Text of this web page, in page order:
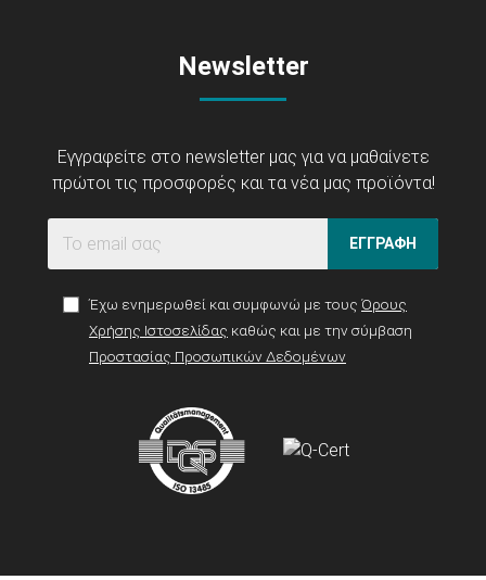
Newsletter
Εγγραφείτε στο newsletter μας για να μαθαίνετε
πρώτοι τις προσφορές και τα νέα μας προϊόντα!
ΕΓΓΡΑΦΗ
Έχω ενημερωθεί και συμφωνώ με τους Όρους
Χρήσης Ιστοσελίδας καθώς και με την σύμβαση
Προστασίας Προσωπικών Δεδομένων